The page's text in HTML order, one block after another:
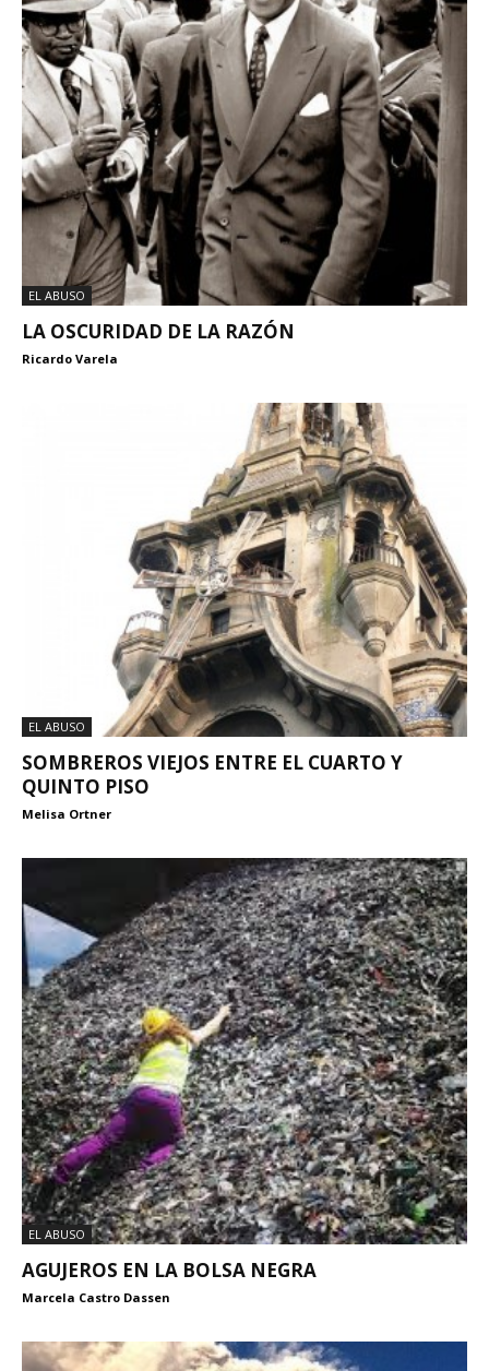
EL ABUSO
LA OSCURIDAD DE LA RAZÓN
Ricardo Varela
EL ABUSO
SOMBREROS VIEJOS ENTRE EL CUARTO Y
QUINTO PISO
Melisa Ortner
EL ABUSO
AGUJEROS EN LA BOLSA NEGRA
Marcela Castro Dassen